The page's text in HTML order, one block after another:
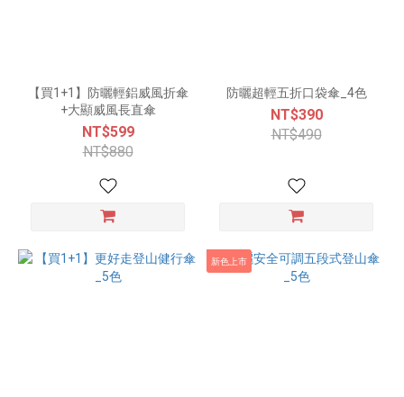
【買1+1】防曬輕鋁威風折傘
+大顯威風長直傘
NT$599
NT$880
防曬超輕五折口袋傘_4色
NT$390
NT$490
新色上市